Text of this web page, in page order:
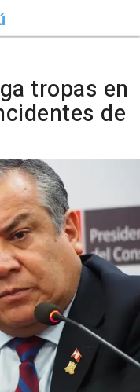
tropas en
de